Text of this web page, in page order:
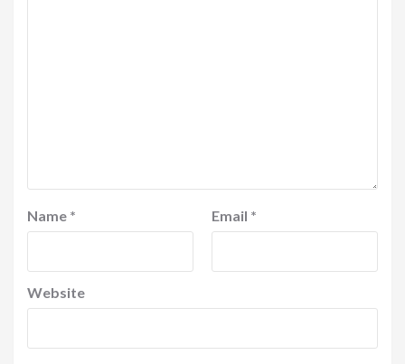
Name * Email *
Website